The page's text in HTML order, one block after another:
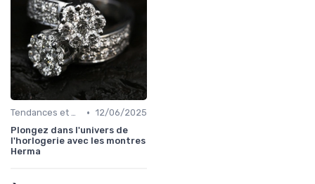
Tendances et Conseils de Style • 12/06/2025
Plongez dans l'univers de
l'horlogerie avec les montres
Herma